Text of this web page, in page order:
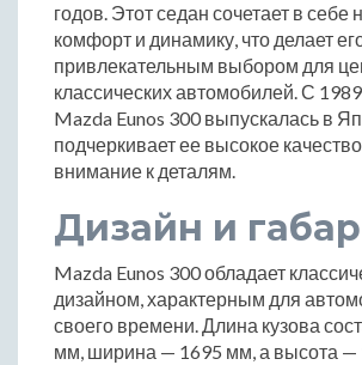
годов. Этот седан сочетает в себе
комфорт и динамику, что делает
привлекательным выбором для
классических автомобилей. С
Mazda Eunos 300 выпускалась в
подчеркивает ее высокое
внимание к деталям.
Дизайн и
Mazda Eunos 300 обладает
дизайном, характерным для
своего времени. Длина кузова
мм, ширина — 1695 мм, а высота —